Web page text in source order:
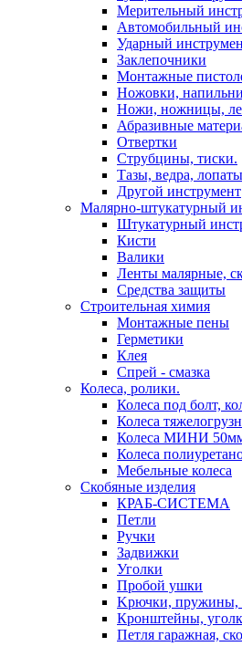
Мерительный
Автомобильный
Ударный
Заклепочники
Монтажные
Ножовки,
Ножи, ножницы,
Абразивные
Отвертки
Cтрубцины, тиски.
Тазы, ведра,
Другой инструмент
Малярно-штукатурный
Штукатурный
Кисти
Валики
Ленты малярные,
Средства защиты
Строительная химия
Монтажные пены
Герметики
Клея
Спрей - смазка
Колеса, ролики.
Колеса под болт,
Колеса
Колеса МИНИ
Колеса
Мебельные колеса
Скобяные изделия
КРАБ-СИСТЕМА
Петли
Ручки
Задвижки
Уголки
Пробой ушки
Kрючки, пружины,
Кронштейны,
Петля гаражная,